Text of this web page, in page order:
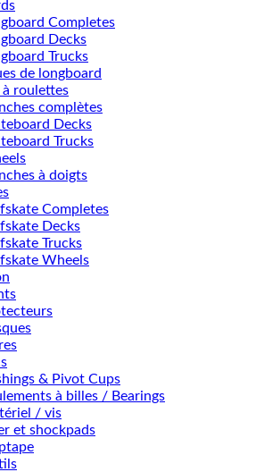
Completes
Decks
Trucks
de longboard
à roulettes
complètes
Decks
Trucks
à doigts
Completes
Decks
Trucks
Wheels
& Pivot Cups
à billes / Bearings
/ vis
et shockpads